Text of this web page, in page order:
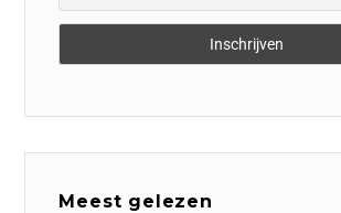
Meest gelezen